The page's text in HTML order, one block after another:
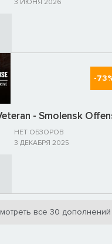
3 ИЮНЯ 2026
- Smolensk
НЕТ ОБЗОРОВ
3 ДЕКАБРЯ 2025
-
все 30 дополнений